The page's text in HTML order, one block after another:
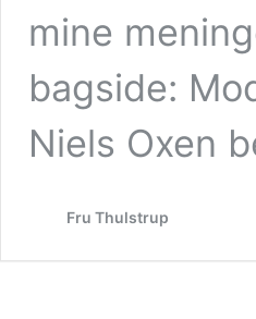
mine
bagside:
Niels Oxen
Fru Thulstrup